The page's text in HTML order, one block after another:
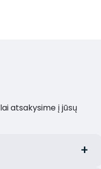
atsakysime į jūsų